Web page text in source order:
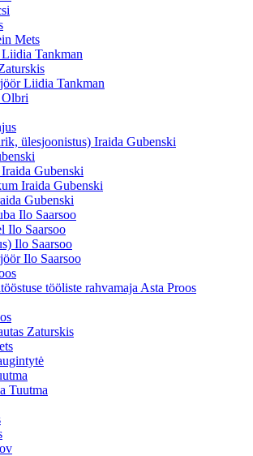
Mets
Liidia Tankman
Liidia Tankman
ülesjoonistus) Iraida Gubenski
Iraida Gubenski
Iraida Gubenski
Gubenski
Ilo Saarsoo
Ilo Saarsoo
Ilo Saarsoo
Ilo Saarsoo
tööliste rahvamaja Asta Proos
Zaturskis
Tuutma